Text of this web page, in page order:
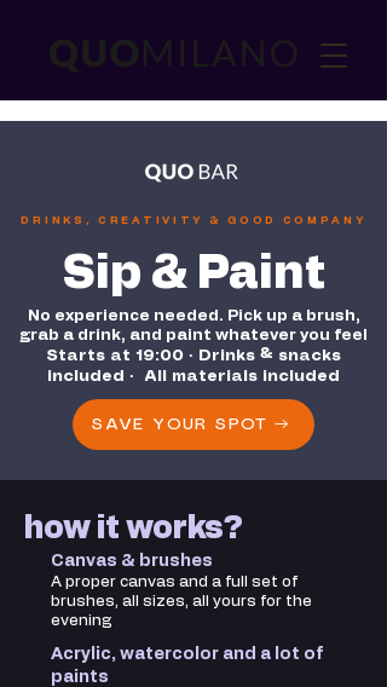
DRINKS, CREATIVITY & GOOD COMPANY
Sip & Paint
No experience needed. Pick up a brush,
grab a drink, and paint whatever you feel​​
Starts at 19:00 · Drinks & snacks
included · All materials included
SAVE YOUR SPOT →
how it works?
Canvas & brushes
A proper canvas and a full set of
brushes, all sizes, all yours for the
evening
​Acrylic, watercolor and a lot of
paints